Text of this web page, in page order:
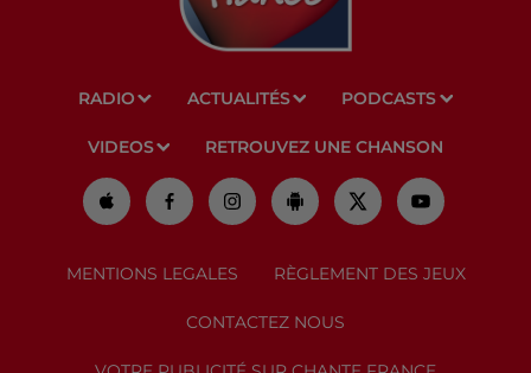
RADIO ACTUALITÉS PODCASTS
VIDEOS RETROUVEZ UNE CHANSON
MENTIONS LEGALES RÈGLEMENT DES JEUX
CONTACTEZ NOUS